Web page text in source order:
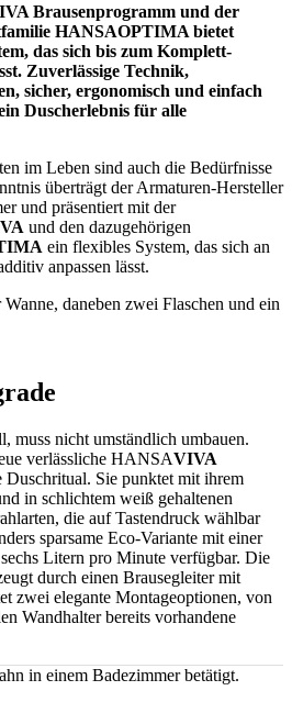
Brausenprogramm und der
HANSAOPTIMA bietet
das sich bis zum Komplett-
Zuverlässige Technik,
sicher, ergonomisch und einfach
Duscherlebnis für alle
im Leben sind auch die Bedürfnisse
überträgt der Armaturen-Hersteller
und präsentiert mit der
und den dazugehörigen
ein flexibles System, das sich an
anpassen lässt.
muss nicht umständlich umbauen.
verlässliche HANSAVIVA
Duschritual. Sie punktet mit ihrem
in schlichtem weiß gehaltenen
die auf Tastendruck wählbar
sparsame Eco-Variante mit einer
Litern pro Minute verfügbar. Die
durch einen Brausegleiter mit
zwei elegante Montageoptionen, von
Wandhalter bereits vorhandene